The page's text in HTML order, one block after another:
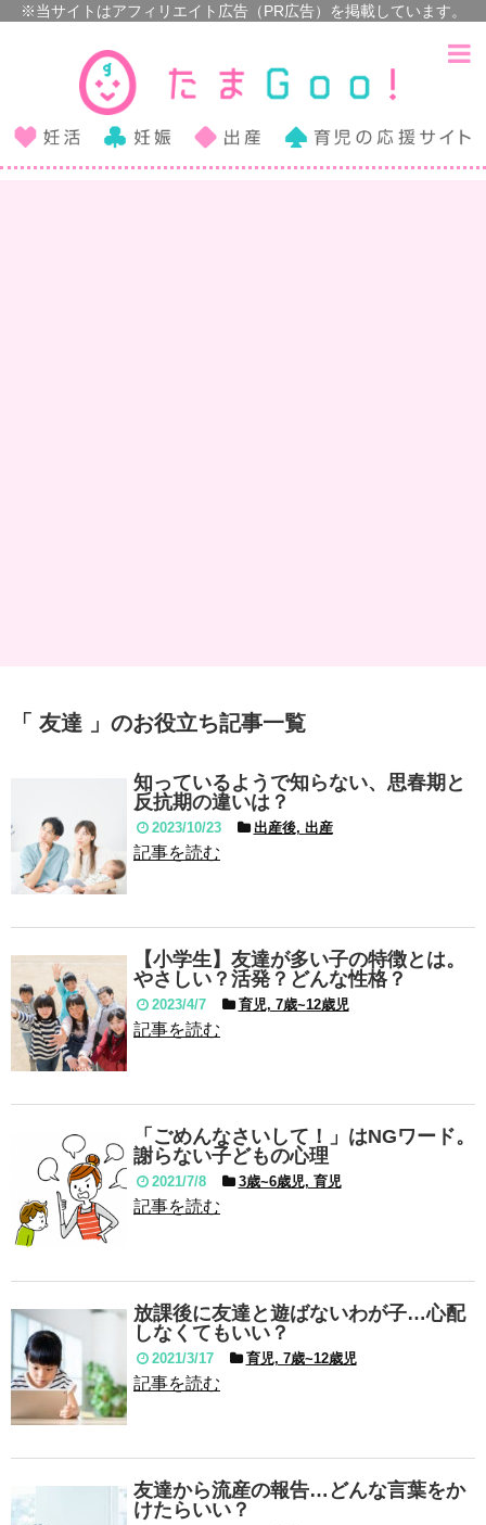
「 友達 」のお役立ち記事一覧
知っているようで知らない、思春期と
反抗期の違いは？
2023/10/23 出産後, 出産
記事を読む
【小学生】友達が多い子の特徴とは。
やさしい？活発？どんな性格？
2023/4/7 育児, 7歳~12歳児
記事を読む
「ごめんなさいして！」はNGワード。
謝らない子どもの心理
2021/7/8 3歳~6歳児, 育児
記事を読む
放課後に友達と遊ばないわが子…心配
しなくてもいい？
2021/3/17 育児, 7歳~12歳児
記事を読む
友達から流産の報告…どんな言葉をか
けたらいい？